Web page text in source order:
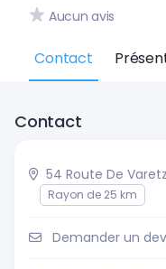
Aucun avis
Contact
Contact
54 Route De
Rayon de 25 km
Demander un